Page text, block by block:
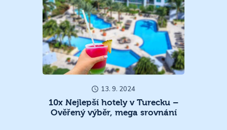
13. 9. 2024
10x Nejlepší hotely v Turecku –
Ověřený výběr, mega srovnání